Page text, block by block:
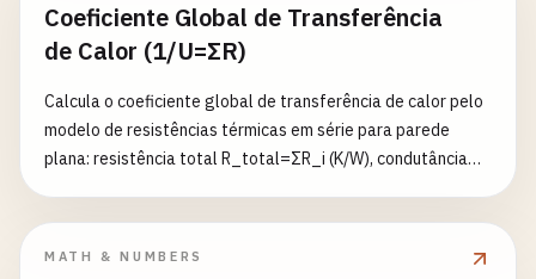
m/cm/mm, pressão em Pa/kPa/bar/atm/psi, densidade em
kg/m³/g/cm³; a vazão volumétrica é dada em m³/s, L/s, L/min
Coeficiente Global de Transferência
de Calor (1/U=ΣR)
Calcula o coeficiente global de transferência de calor pelo
modelo de resistências térmicas em série para parede
plana: resistência total R_total=ΣR_i (K/W), condutância
MATH & NUMBERS